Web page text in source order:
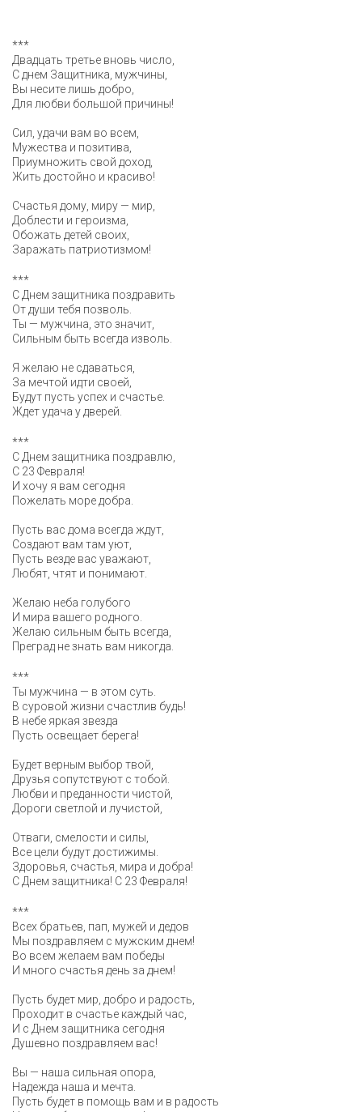
***
Двадцать третье вновь число,
С днем Защитника, мужчины,
Вы несите лишь добро,
Для любви большой причины!
Сил, удачи вам во всем,
Мужества и позитива,
Приумножить свой доход,
Жить достойно и красиво!
Счастья дому, миру — мир,
Доблести и героизма,
Обожать детей своих,
Заражать патриотизмом!
***
С Днем защитника поздравить
От души тебя позволь.
Ты — мужчина, это значит,
Сильным быть всегда изволь.
Я желаю не сдаваться,
За мечтой идти своей,
Будут пусть успех и счастье.
Ждет удача у дверей.
***
С Днем защитника поздравлю,
С 23 Февраля!
И хочу я вам сегодня
Пожелать море добра.
Пусть вас дома всегда ждут,
Создают вам там уют,
Пусть везде вас уважают,
Любят, чтят и понимают.
Желаю неба голубого
И мира вашего родного.
Желаю сильным быть всегда,
Преград не знать вам никогда.
***
Ты мужчина — в этом суть.
В суровой жизни счастлив будь!
В небе яркая звезда
Пусть освещает берега!
Будет верным выбор твой,
Друзья сопутствуют с тобой.
Любви и преданности чистой,
Дороги светлой и лучистой,
Отваги, смелости и силы,
Все цели будут достижимы.
Здоровья, счастья, мира и добра!
С Днем защитника! С 23 Февраля!
***
Всех братьев, пап, мужей и дедов
Мы поздравляем с мужским днем!
Во всем желаем вам победы
И много счастья день за днем!
Пусть будет мир, добро и радость,
Проходит в счастье каждый час,
И с Днем защитника сегодня
Душевно поздравляем вас!
Вы — наша сильная опора,
Надежда наша и мечта.
Пусть будет в помощь вам и в радость